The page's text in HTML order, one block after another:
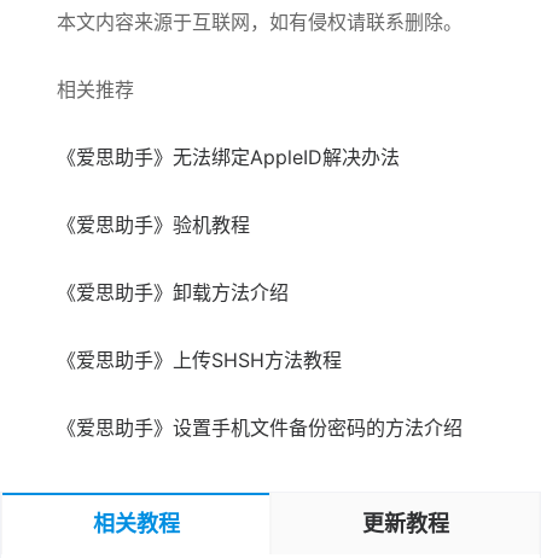
本文内容来源于互联网，如有侵权请联系删除。
相关推荐
《爱思助手》无法绑定AppleID解决办法
《爱思助手》验机教程
《爱思助手》卸载方法介绍
《爱思助手》上传SHSH方法教程
《爱思助手》设置手机文件备份密码的方法介绍
相关教程 更新教程